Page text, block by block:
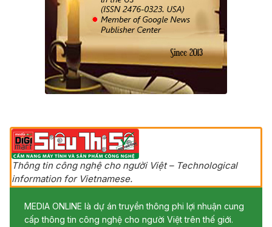
Thông tin công nghệ cho người Việt – Technological
information for Vietnamese.
MEDIA ONLINE là dự án truyền thông phi lợi nhuận cung
cấp thông tin công nghệ cho người Việt trên thế giới.